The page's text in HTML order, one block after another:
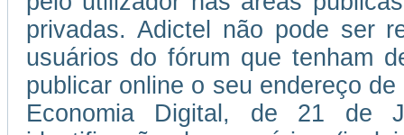
privadas. Adictel não pode ser
usuários do fórum que tenham
publicar online o seu endereço
Economia Digital, de 21 de